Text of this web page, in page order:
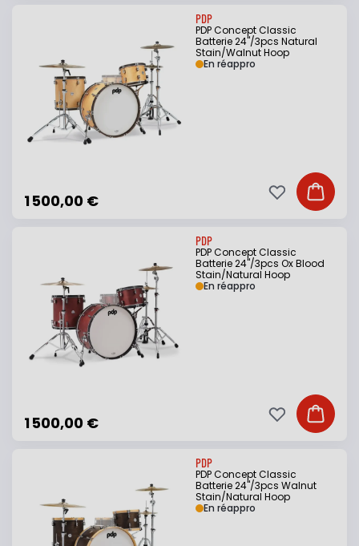
PDP
PDP Concept Classic
Batterie 24"/3pcs Natural
Stain/Walnut Hoop
1 500,00 €
En réappro
Ajouter
Ajouter à ma
PDP
PDP Concept Classic
Batterie 24"/3pcs Ox Blood
Stain/Natural Hoop
1 500,00 €
En réappro
Ajouter
Ajouter à ma
PDP
PDP Concept Classic
Batterie 24"/3pcs Walnut
Stain/Natural Hoop
En réappro